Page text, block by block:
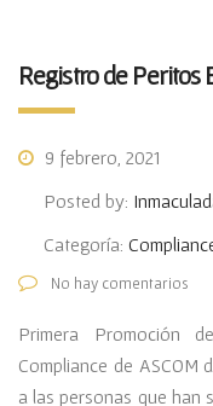
Registro de Peritos
9 febrero, 2021
Posted by:
Categoría:
No hay comentarios
Primera Promoción
Compliance de ASCOM
a las personas que han